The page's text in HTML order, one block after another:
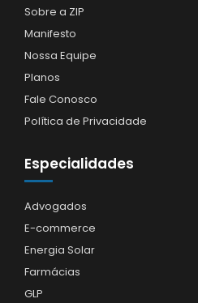
Sobre a ZIP
Manifesto
Nossa Equipe
Planos
Fale Conosco
Política de Privacidade
Especialidades
Advogados
E-commerce
Energia Solar
Farmácias
GLP